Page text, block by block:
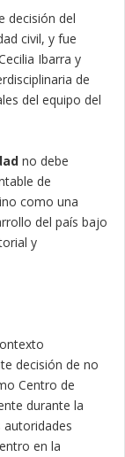
decisión del
civil, y fue
Ibarra y
de
del equipo del
no debe
de
como una
del país bajo
y
decisión de no
Centro de
durante la
autoridades
en la